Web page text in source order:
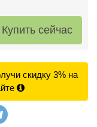
скидку 3% на